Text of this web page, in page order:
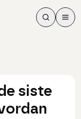
Søk
Søk
Meny
siste